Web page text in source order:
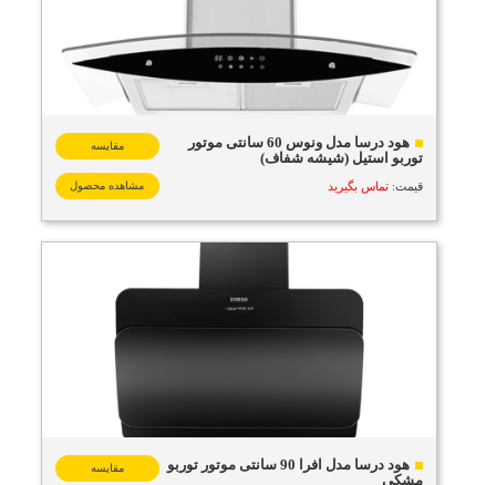
هود درسا مدل ونوس 60 سانتی موتور
توربو استیل (شیشه شفاف)
قیمت: تماس بگیرید
مقایسه
مشاهده محصول
هود درسا مدل افرا 90 سانتی موتور توربو
مشکی
مقایسه